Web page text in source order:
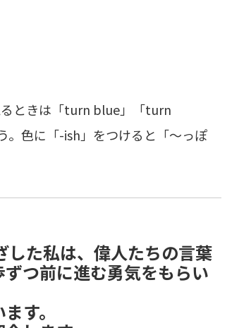
ときは「turn blue」「turn
色に「-ish」をつけると「～っぽ
した私は、偉人たちの言葉
つ前に進む勇気をもらい
す。